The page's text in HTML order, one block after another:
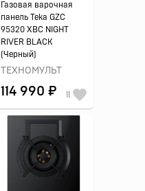
Газовая варочная
панель Teka GZC
95320 XBC NIGHT
RIVER BLACK
(Черный)
ТЕХНОМУЛЬТ
114 990 ₽ 11